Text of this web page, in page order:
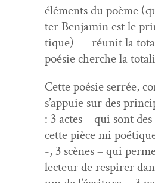
élé­ments du poème
ter Ben­jamin est le
tique) — réu­nit la
poésie cherche la
Cette poésie ser­rée,
s’appuie sur des
: 3 actes – qui sont
cette pièce mi
-, 3 scènes – qui
lecteur de respir­er